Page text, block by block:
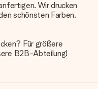
Wir drucken
schönsten Farben.
Für größere
B2B-Abteilung!